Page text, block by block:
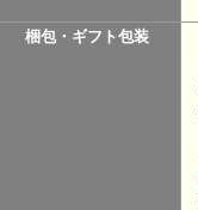
梱包・ギフト包装